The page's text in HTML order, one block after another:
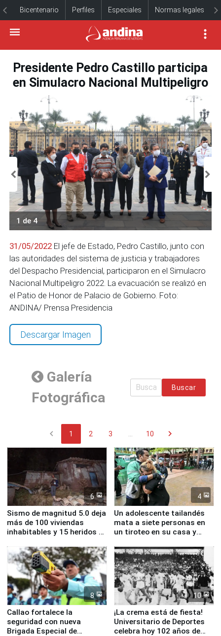
Bicentenario Perfiles Especiales Normas legales
Presidente Pedro Castillo participa
en Simulacro Nacional Multipeligro
1 de 4
31/05/2022 El jefe de Estado, Pedro Castillo, junto con
las autoridades del sistema de justicia y trabajadores
del Despacho Presidencial, participaron en el Simulacro
Nacional Multipeligro 2022. La evacuación se realizó en
el Patio de Honor de Palacio de Gobierno. Foto:
ANDINA/ Prensa Presidencia
Descargar Imagen
Galería
Fotográfica
Buscar
chevron_left 1 2 3 10 chevron_right
6
Sismo de magnitud 5.0 deja
más de 100 viviendas
inhabitables y 15 heridos en
4
Un adolescente tailandés
mata a siete personas en
un tiroteo en su casa y
8
Callao fortalece la
seguridad con nueva
Brigada Especial de
10
¡La crema está de fiesta!
Universitario de Deportes
celebra hoy 102 años de